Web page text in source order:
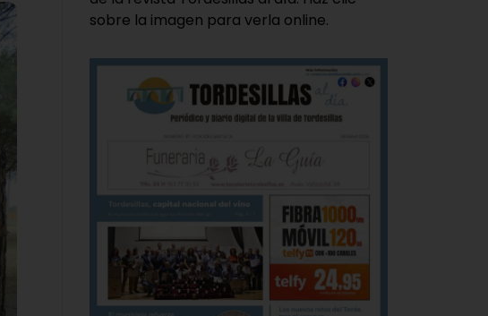
sobre la imagen para verla online.